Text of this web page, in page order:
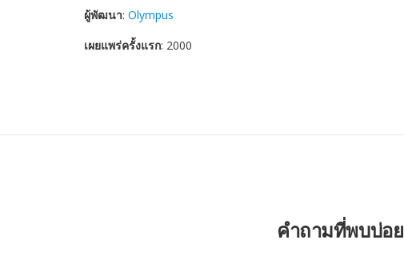
ผู้พัฒนา: Olympus
เผยแพร่ครั้งแรก: 2000
คำถามที่พบบ่อย